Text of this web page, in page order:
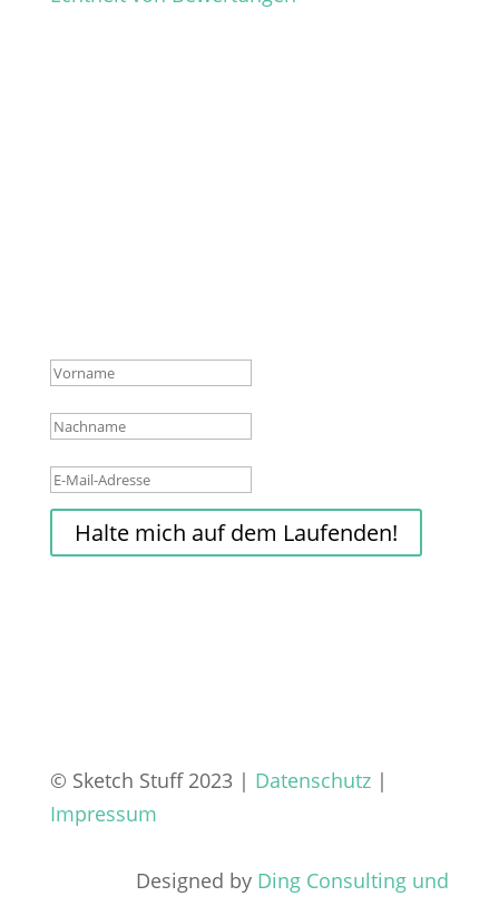
Halte mich auf dem Laufenden!
© Sketch Stuff 2023 | Datenschutz|
Impressum
Designed by Ding Consulting und